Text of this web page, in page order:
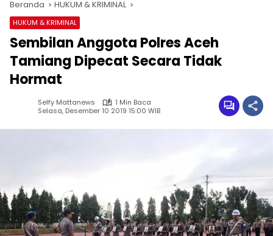
Beranda HUKUM & KRIMINAL
HUKUM & KRIMINAL
Sembilan Anggota Polres Aceh
Tamiang Dipecat Secara Tidak
Hormat
Selfy Mattanews
1 Min Baca
Selasa, Desember 10 2019 15:00 WIB